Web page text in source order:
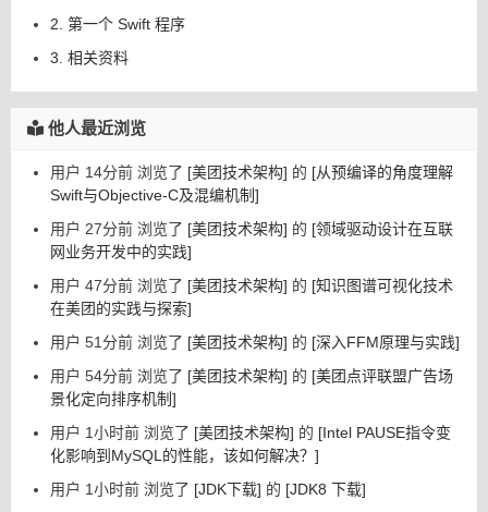
2. 第一个 Swift 程序
3. 相关资料
他人最近浏览
用户 14分前 浏览了 [美团技术架构] 的 [从预编译的角度理解
Swift与Objective-C及混编机制]
用户 27分前 浏览了 [美团技术架构] 的 [领域驱动设计在互联
网业务开发中的实践]
用户 47分前 浏览了 [美团技术架构] 的 [知识图谱可视化技术
在美团的实践与探索]
用户 51分前 浏览了 [美团技术架构] 的 [深入FFM原理与实践]
用户 54分前 浏览了 [美团技术架构] 的 [美团点评联盟广告场
景化定向排序机制]
用户 1小时前 浏览了 [美团技术架构] 的 [Intel PAUSE指令变
化影响到MySQL的性能，该如何解决？]
用户 1小时前 浏览了 [JDK下载] 的 [JDK8 下载]